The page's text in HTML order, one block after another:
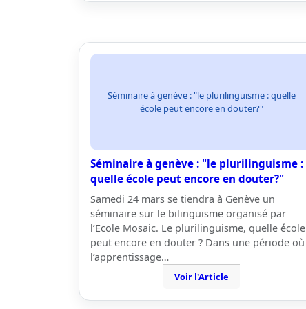
Séminaire à genève : "le plurilinguisme : quelle
école peut encore en douter?"
Séminaire à genève : "le plurilinguisme :
quelle école peut encore en douter?"
Samedi 24 mars se tiendra à Genève un
séminaire sur le bilinguisme organisé par
l’Ecole Mosaic. Le plurilinguisme, quelle école
peut encore en douter ? Dans une période où
l’apprentissage…
Voir l'Article